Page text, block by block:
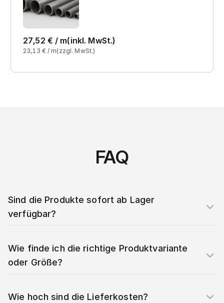
27,52 € / m(inkl. MwSt.)
23,13 € / m(zzgl. MwSt.)
FAQ
Sind die Produkte sofort ab Lager
verfügbar?
Wie finde ich die richtige Produktvariante
oder Größe?
Wie hoch sind die Lieferkosten?